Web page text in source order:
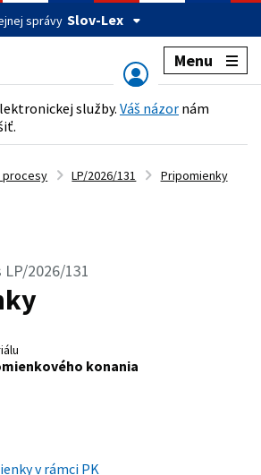
správy Slov-Lex
Menu
služby. Váš názor nám